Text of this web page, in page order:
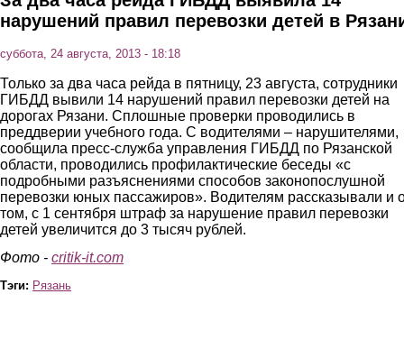
нарушений правил перевозки детей в
суббота, 24 августа, 2013 - 18:18
Только за два часа рейда в пятницу, 23 августа, сотрудники
ГИБДД вывили 14 нарушений правил перевозки детей на
дорогах Рязани. Сплошные проверки проводились в
преддверии учебного года. С водителями – нарушителями,
сообщила пресс-служба управления ГИБДД по Рязанской
области, проводились профилактические беседы «с
подробными разъяснениями способов законопослушной
перевозки юных пассажиров». Водителям рассказывали и
том, с 1 сентября штраф за нарушение правил перевозки
детей увеличится до 3 тысяч рублей.
Фото - critik-it.com
Тэги: Рязань